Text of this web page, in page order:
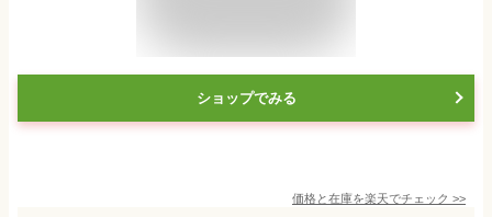
ショップでみる
価格と在庫を楽天でチェック >>